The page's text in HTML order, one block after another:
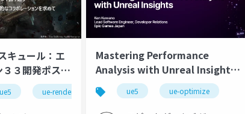
キュール：エ
３開発ポスト
マーとデザイ
レーションを
ue5 ue-rendering ue-optimize
Mastering Performance
Analysis with Unreal Insights
[Unreal Fest Bali 2025]
ue5 ue-optimize